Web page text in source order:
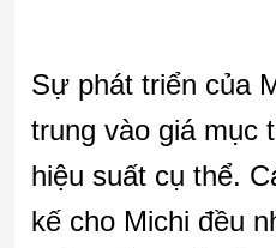
Sự phát triển của
trung vào giá mục
hiệu suất cụ thể.
kế cho Michi đều